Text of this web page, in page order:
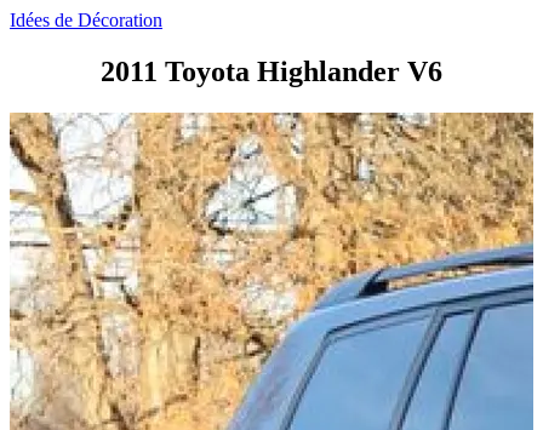
Idées de Décoration
2011 Toyota Highlander V6